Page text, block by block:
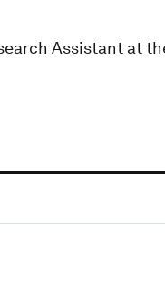
Assistant at